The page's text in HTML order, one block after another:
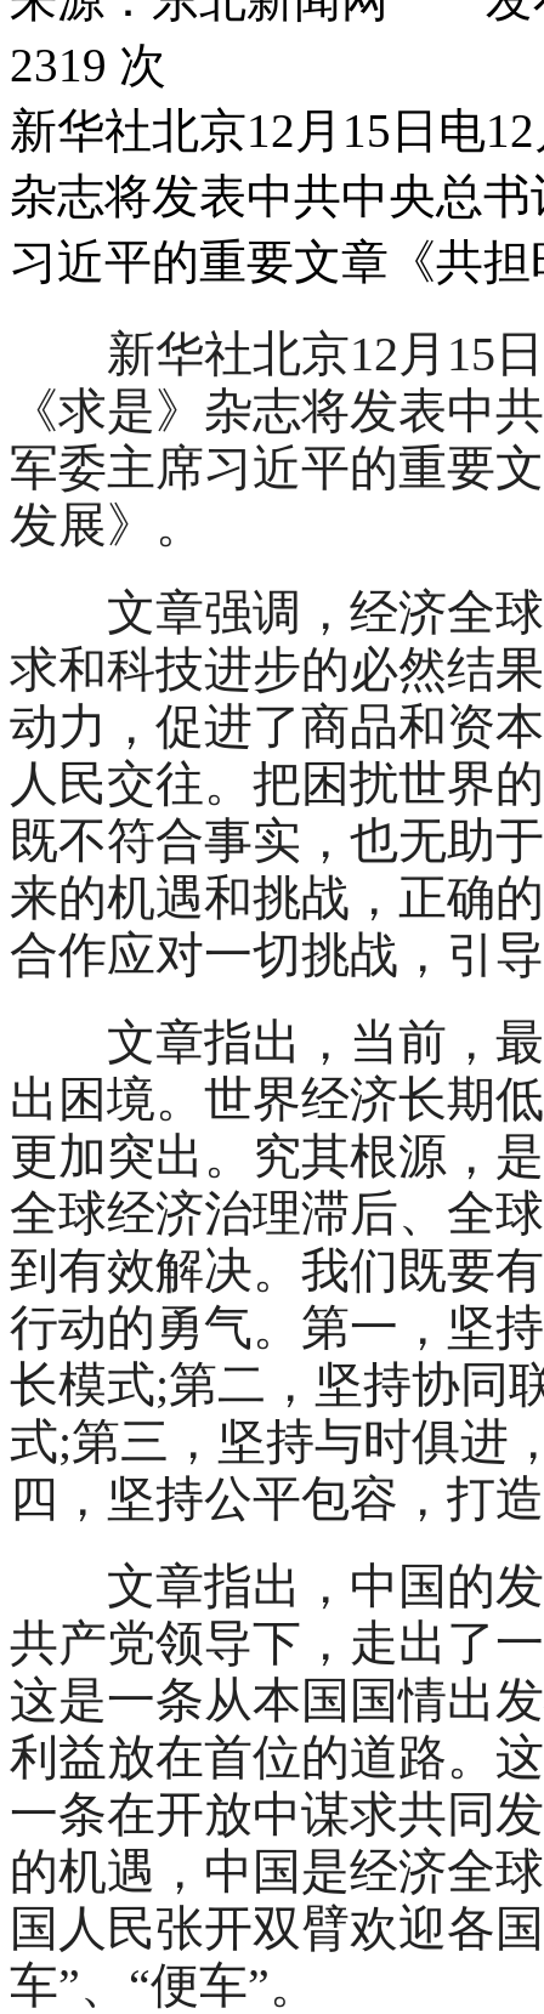
2319 次
新华社北京12月15日电
杂志将发表中共中央总
习近平的重要文章《共
新华社北京12月15日
《求是》杂志将发表中
军委主席习近平的重要
发展》。
文章强调，经济全球
求和科技进步的必然结
动力，促进了商品和资
人民交往。把困扰世界
既不符合事实，也无助
来的机遇和挑战，正确
合作应对一切挑战，引
文章指出，当前，最
出困境。世界经济长期
更加突出。究其根源，
全球经济治理滞后、全
到有效解决。我们既要
行动的勇气。第一，坚
长模式;第二，坚持协同
式;第三，坚持与时俱进
四，坚持公平包容，打
文章指出，中国的发
共产党领导下，走出了
这是一条从本国国情出
利益放在首位的道路。
一条在开放中谋求共同
的机遇，中国是经济全
国人民张开双臂欢迎各
车”、“便车”。